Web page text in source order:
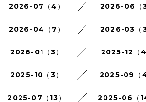
2026-07（4） 2026-06（3
2026-04（7） 2026-03（3
2026-01（3） 2025-12（4
2025-10（3） 2025-09（4
2025-07（13） 2025-06（